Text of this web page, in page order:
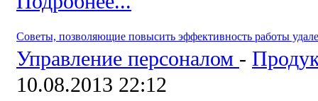
Советы, позволяющие повысить эффективность работы
Управление персоналом -
10.08.2013 22:12